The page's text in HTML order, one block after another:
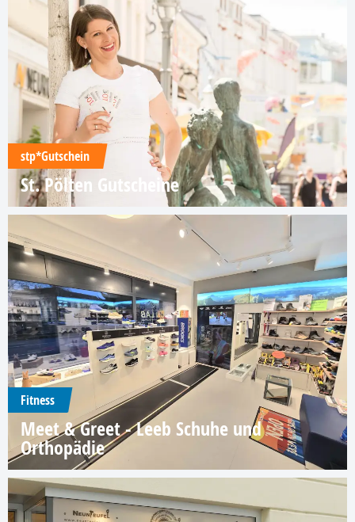
stp*Gutschein
St. Pölten Gutscheine
Fitness
Meet & Greet - Leeb Schuhe und
Orthopädie